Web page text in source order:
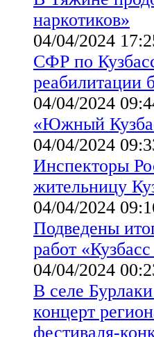
наркотиков»
04/04/2024
СФР по
реабилитации
04/04/2024
«Южный
04/04/2024
Инспекторы
жительницу
04/04/2024
Подведены
работ
04/04/2024
В селе
концерт
фестиваля-